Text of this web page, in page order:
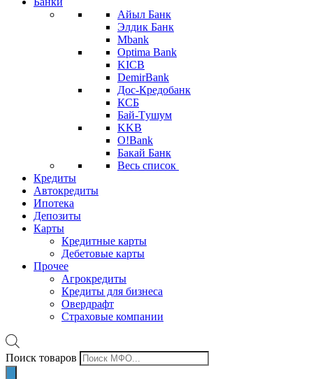
Айыл Банк
Элдик Банк
Mbank
Optima Bank
KICB
DemirBank
Дос-Кредобанк
КСБ
Бай-Tушум
KKB
O!Bank
Бакай Банк
Весь список
Кредиты
Автокредиты
Ипотека
Депозиты
Карты
Кредитные карты
Дебетовые карты
Прочее
Агрокредиты
Кредиты для бизнеса
Овердрафт
Страховые компании
Поиск товаров